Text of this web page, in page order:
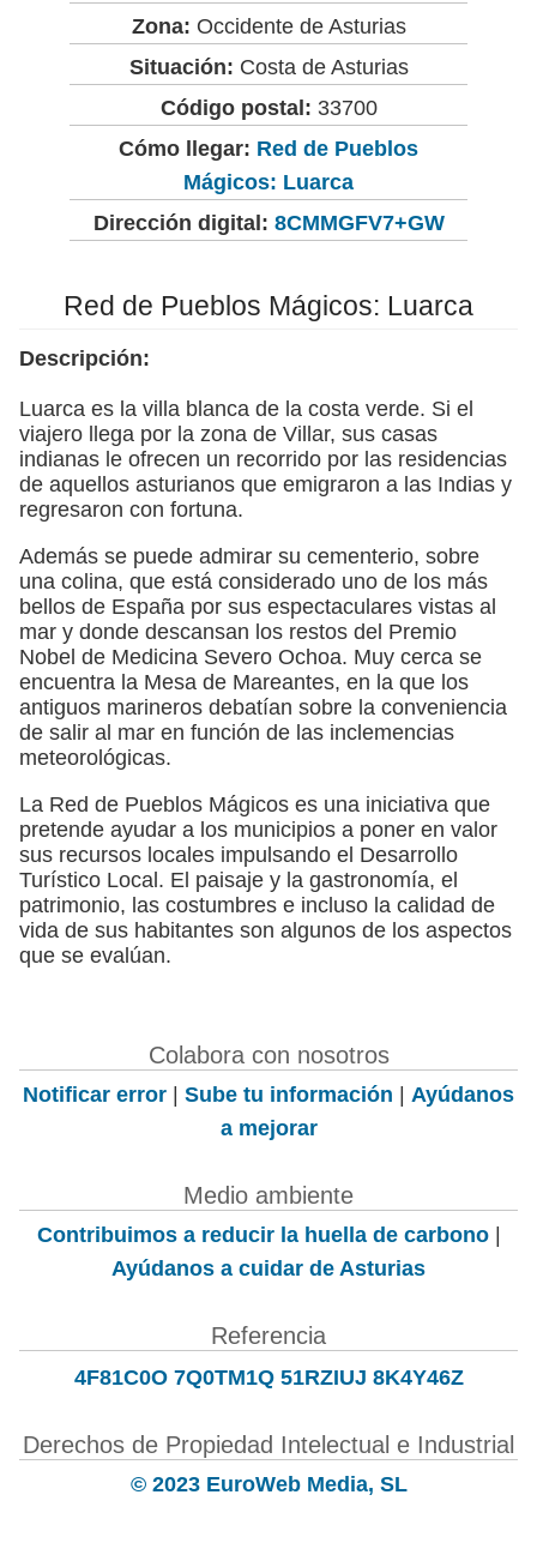
Zona: Occidente de Asturias
Situación: Costa de Asturias
Código postal: 33700
Cómo llegar: Red de Pueblos
Mágicos: Luarca
Dirección digital: 8CMMGFV7+GW
Red de Pueblos Mágicos: Luarca
Descripción:
Luarca es la villa blanca de la costa verde. Si el
viajero llega por la zona de Villar, sus casas
indianas le ofrecen un recorrido por las residencias
de aquellos asturianos que emigraron a las Indias y
regresaron con fortuna.
Además se puede admirar su cementerio, sobre
una colina, que está considerado uno de los más
bellos de España por sus espectaculares vistas al
mar y donde descansan los restos del Premio
Nobel de Medicina Severo Ochoa. Muy cerca se
encuentra la Mesa de Mareantes, en la que los
antiguos marineros debatían sobre la conveniencia
de salir al mar en función de las inclemencias
meteorológicas.
La Red de Pueblos Mágicos es una iniciativa que
pretende ayudar a los municipios a poner en valor
sus recursos locales impulsando el Desarrollo
Turístico Local. El paisaje y la gastronomía, el
patrimonio, las costumbres e incluso la calidad de
vida de sus habitantes son algunos de los aspectos
que se evalúan.
Colabora con nosotros
Notificar error | Sube tu información | Ayúdanos
a mejorar
Medio ambiente
Contribuimos a reducir la huella de carbono|
Ayúdanos a cuidar de Asturias
Referencia
4F81C0O 7Q0TM1Q 51RZIUJ 8K4Y46Z
Derechos de Propiedad Intelectual e Industrial
© 2023 EuroWeb Media, SL